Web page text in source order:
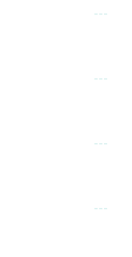
---
---
---
---